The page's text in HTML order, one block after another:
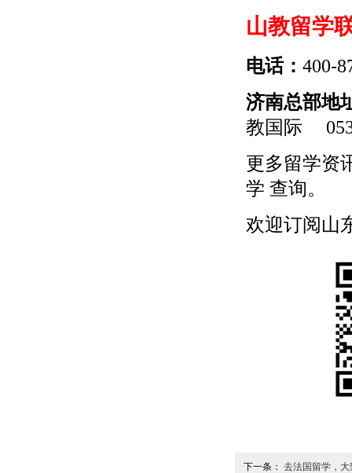
山教留学
电话： 400-
济南总部地
教国际
更多留学资
学 查询。
欢迎订阅山
下一条： 去法国留学，